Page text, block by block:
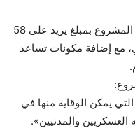
تُموّل وزارة الدفاع الأميركية (البنتاغون) المشروع بمبلغ يزيد على 58
مع إضافة مكونات تساعد
يمكن الوقاية منها في
والمدنيين».